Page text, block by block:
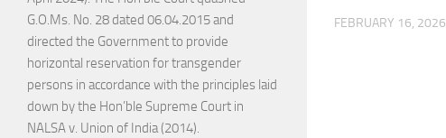
FEBRUARY 16, 2026
G.O.Ms. No. 28 dated 06.04.2015 and
directed the Government to provide
horizontal reservation for transgender
persons in accordance with the principles laid
down by the Hon’ble Supreme Court in
NALSA v. Union of India (2014).